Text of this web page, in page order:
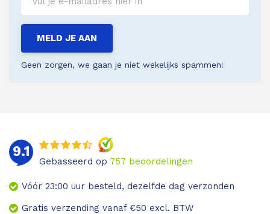
Geen zorgen, we gaan je niet wekelijks spammen!
MELD JE AAN
9.1
Gebasseerd op 757 beoordelingen
Vóór 23:00 uur besteld, dezelfde dag verzonden
Gratis verzending vanaf €50 excl. BTW